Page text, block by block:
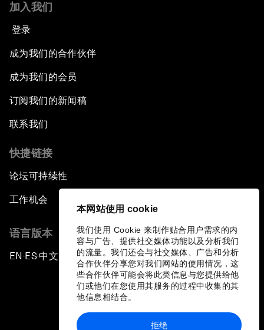
本网站使用 cookie
我们使用 Cookie 来制作贴合用户需求的内
容与广告、提供社交媒体功能以及分析我们
的流量。我们还会与社交媒体、广告和分析
合作伙伴分享您对我们网站的使用情况，这
些合作伙伴可能会将此类信息与您提供给他
们或他们在您使用其服务的过程中收集的其
他信息相结合。
拒绝
加入我们
登录
成为我们的合作伙伴
成为我们的会员
订阅我们的新闻稿
联系我们
快捷链接
论坛可持续性
工作机会
语言版本
EN ▪ES▪中文▪ 日本語